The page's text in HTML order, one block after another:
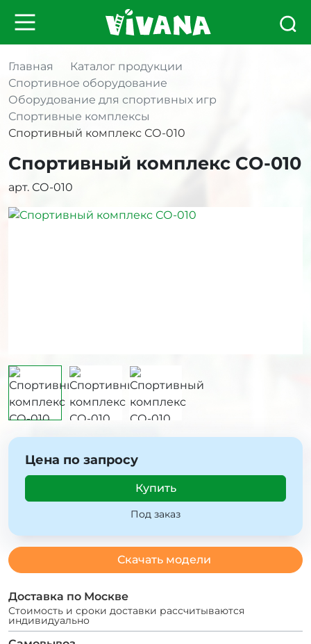
Главная
Каталог продукции
Спортивное оборудование
Оборудование для спортивных игр
Спортивные комплексы
Спортивный комплекс СО-010
Спортивный комплекс СО-010
арт. СО-010
Цена по запросу
Купить
Под заказ
Скачать модели
Доставка по Москве
Стоимость и сроки доставки рассчитываются
индивидуально